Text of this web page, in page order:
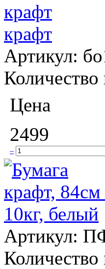
крафт
Артикул:
Количество
Цена
2499
–
Артикул:
Количество